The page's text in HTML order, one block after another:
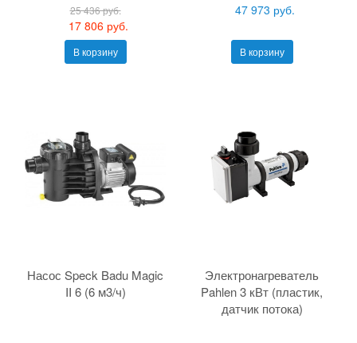
25 436 руб.
17 806 руб.
В корзину
47 973 руб.
В корзину
Насос Speck Badu Magic
II 6 (6 м3/ч)
Электронагреватель
Pahlen 3 кВт (пластик,
датчик потока)